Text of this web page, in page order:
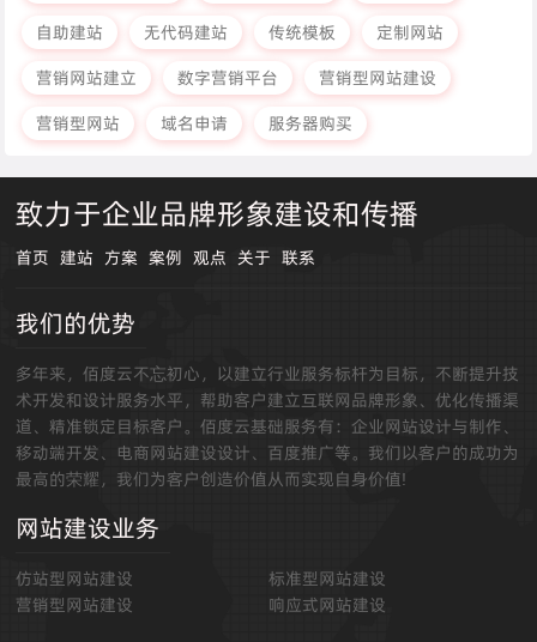
自助建站
无代码建站 传统模板
定制网站
营销网站建立
数字营销平台
营销型网站建设
营销型网站
域名申请 服务器购买
致力于企业品牌形象建设和传播
首页 建站 方案 案例 观点 关于 联系
我们的优势
多年来，佰度云不忘初心，以建立行业服务标杆为目标，不断提升技
术开发和设计服务水平，帮助客户建立互联网品牌形象、优化传播渠
道、精准锁定目标客户。佰度云基础服务有：企业网站设计与制作、
移动端开发、电商网站建设设计、百度推广等。我们以客户的成功为
最高的荣耀，我们为客户创造价值从而实现自身价值!
网站建设业务
仿站型网站建设
标准型网站建设
营销型网站建设
响应式网站建设